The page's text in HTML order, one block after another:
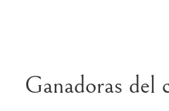
Ganadoras del